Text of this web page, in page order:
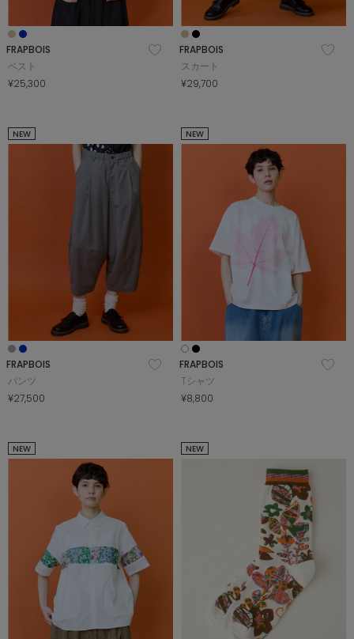
FRAPBOIS
ベスト
¥25,300
FRAPBOIS
スカート
¥29,700
NEW
FRAPBOIS
パンツ
¥27,500
NEW
FRAPBOIS
Tシャツ
¥8,800
NEW NEW